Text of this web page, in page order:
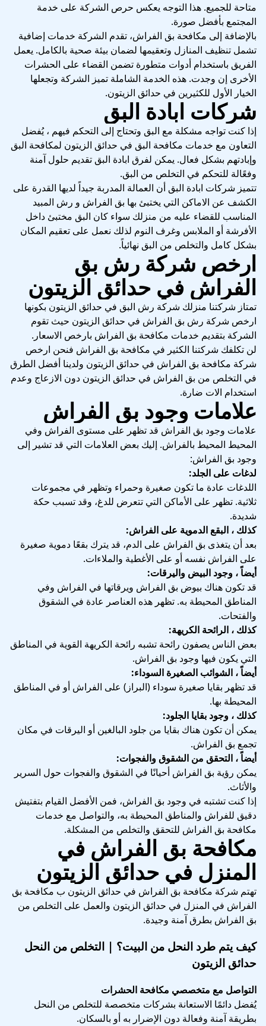
متاحة للجميع. هذا التوجه يعكس حرص الشركة على خدمة
المجتمع بأفضل صورة.
بالإضافة إلى مكافحة بق الفراش، تقدم الشركة خدمات إضافية
تشمل تنظيف المنازل وتعقيمها لضمان بيئة صحية بالكامل. يعمل
الفريق باستخدام أدوات متطورة تضمن القضاء على الحشرات
الأخرى إن وجدت. هذه الخدمة الشاملة تميز الشركة وتجعلها
الخيار الأول للكثيرين في حدائق الزيتون.
شركات ابادة البق
إذا كنت تواجه مشكلة مع البق وتحتاج إلى التحكم فيهم ، يُفضل
التعاون مع خدمات مكافحة البق في حدائق الزيتون لمكافحة البق
وإبادتهم بشكل فعال. يمكن لفرق ابادة البق تقديم حلول آمنة
وفعًالة للتحكم في التخلص من البق.
تتميز شركات ابادة البق أن العمالة المدربة جيداً لديها القدرة على
الكشف عن الاماكن التي يختبئ بها بق الفراش و رش المبيد
المناسب للقضاء عليه من منزلك سواء كان البق مختبئ داخل
الأفرشة أو الملابس وغرف النوم لذلك نعمل على تعقيم المكان
بشكل كامل والتخلص من البق نهائياً.
ارخص شركة رش بق
الفراش في حدائق الزيتون
تمتاز شركتنا منزلك شركة رش البق في حدائق الزيتون بكونها
ارخص شركة رش بق الفراش في حدائق الزيتون حيث تقوم
الشركة بتقديم خدمات مكافحة بق الفراش بارخص الاسعار.
لن تكلفك شركتنا الكثير في مكافحة بق الفراش فنحن ارخص
شركة مكافحة بق الفراش في حدائق الزيتون ولدينا أفضل الطرق
في التخلص من بق الفراش في حدائق الزيتون دون الازعاج وعدم
استخدام الات ضارة.
علامات وجود بق الفراش
علامات وجود بق الفراش قد تظهر على مستوى الفراش وفي
المحيط المحيط بالفراش. إليك بعض العلامات التي قد تشير إلى
وجود بق الفراش:
لدغات على الجلد:
اللدغات عادة ما تكون صغيرة وحمراء وتظهر في مجموعات
ثلاثية. تظهر على الأماكن التي تتعرض للدغ، وقد تسبب حكة
شديدة.
كذلك ، البقع الدموية على الفراش:
بعد أن يتغذى بق الفراش على الدم، قد يترك بقعًا دموية صغيرة
على الفراش نفسه أو على الأغطية والملاءات.
أيضاً ، وجود البيض واليرقات:
قد تكون هناك بيوض بق الفراش ويرقاتها في الفراش وفي
المناطق المحيطة به. تظهر هذه العناصر عادة في الشقوق
والفتحات.
كذلك ، الرائحة الكريهة:
بعض الناس يصفون رائحة تشبه رائحة الكريهة القوية في المناطق
التي يكون فيها وجود بق الفراش.
أيضاً ، الشوائب الصغيرة السوداء:
قد تظهر بقايا صغيرة سوداء (البراز) على الفراش أو في المناطق
المحيطة بها.
كذلك ، وجود بقايا الجلود:
يمكن أن تكون هناك بقايا من جلود البالغين أو اليرقات في مكان
تجمع بق الفراش.
أيضاً ، التحقق من الشقوق والفجوات:
يمكن رؤية بق الفراش أحيانًا في الشقوق والفجوات حول السرير
والأثاث.
إذا كنت تشتبه في وجود بق الفراش، فمن الأفضل القيام بتفتيش
دقيق للفراش والمناطق المحيطة به، والتواصل مع خدمات
مكافحة بق الفراش للتحقق والتخلص من المشكلة.
مكافحة بق الفراش في
المنزل في حدائق الزيتون
تهتم شركة مكافحة بق الفراش في حدائق الزيتون ب مكافحة بق
الفراش في المنزل في حدائق الزيتون والعمل على التخلص من
بق الفراش بطرق آمنة وجيدة.
كيف يتم طرد النحل من البيت؟ | التخلص من النحل
حدائق الزيتون
التواصل مع متخصصي مكافحة الحشرات
يُفضل دائمًا الاستعانة بشركات متخصصة للتخلص من النحل
بطريقة آمنة وفعالة دون الإضرار به أو بالسكان.